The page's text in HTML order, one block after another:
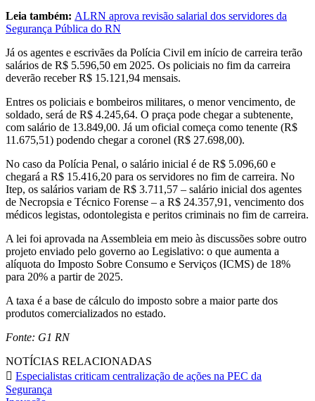
Leia também: ALRN aprova revisão salarial dos servidores da
Segurança Pública do RN
Já os agentes e escrivães da Polícia Civil em início de carreira terão
salários de R$ 5.596,50 em 2025. Os policiais no fim da carreira
deverão receber R$ 15.121,94 mensais.
Entres os policiais e bombeiros militares, o menor vencimento, de
soldado, será de R$ 4.245,64. O praça pode chegar a subtenente,
com salário de 13.849,00. Já um oficial começa como tenente (R$
11.675,51) podendo chegar a coronel (R$ 27.698,00).
No caso da Polícia Penal, o salário inicial é de R$ 5.096,60 e
chegará a R$ 15.416,20 para os servidores no fim de carreira. No
Itep, os salários variam de R$ 3.711,57 – salário inicial dos agentes
de Necropsia e Técnico Forense – a R$ 24.357,91, vencimento dos
médicos legistas, odontolegista e peritos criminais no fim de carreira.
A lei foi aprovada na Assembleia em meio às discussões sobre outro
projeto enviado pelo governo ao Legislativo: o que aumenta a
alíquota do Imposto Sobre Consumo e Serviços (ICMS) de 18%
para 20% a partir de 2025.
A taxa é a base de cálculo do imposto sobre a maior parte dos
produtos comercializados no estado.
Fonte: G1 RN
NOTÍCIAS RELACIONADAS
Especialistas criticam centralização de ações na PEC da
Segurança